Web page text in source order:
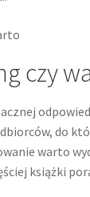
czy
do
warto
książki